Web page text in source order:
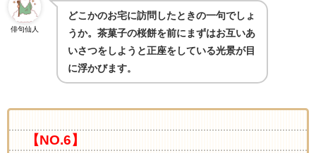
俳句仙人
どこかのお宅に訪問したときの一句でしょ
うか。茶菓子の桜餅を前にまずはお互いあ
いさつをしようと正座をしている光景が目
に浮かびます
【NO.6】